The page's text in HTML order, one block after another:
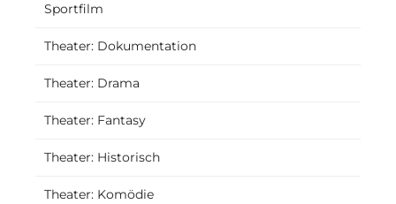
Sportfilm
Theater: Dokumentation
Theater: Drama
Theater: Fantasy
Theater: Historisch
Theater: Komödie